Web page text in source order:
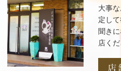
大事
定し
聞き
店くだ